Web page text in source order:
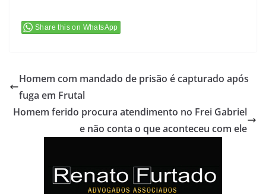
Share this on WhatsApp
Homem com mandado de prisão é capturado após
fuga em Frutal
Homem ferido procura atendimento no Frei Gabriel
e não conta o que aconteceu com ele